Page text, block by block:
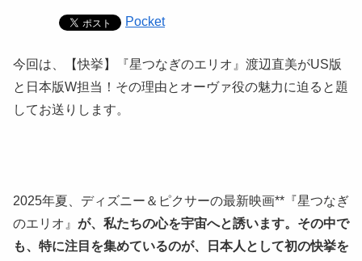
Pocket
今回は、【快挙】『星つなぎのエリオ』渡辺直美がUS版
と日本版W担当！その理由とオーヴァ役の魅力に迫ると題
してお送りします。
2025年夏、ディズニー＆ピクサーの最新映画**『星つなぎ
のエリオ』 が、私たちの心を宇宙へと誘います。その中で
も、特に注目を集めているのが、日本人として初の快挙を